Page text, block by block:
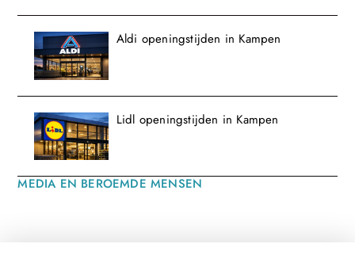
Aldi openingstijden in Kampen
Lidl openingstijden in Kampen
MEDIA EN BEROEMDE MENSEN